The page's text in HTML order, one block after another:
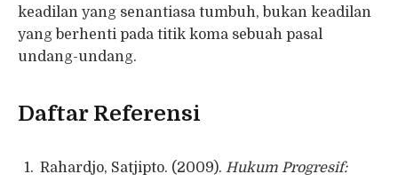
keadilan yang senantiasa tumbuh, bukan keadilan
yang berhenti pada titik koma sebuah pasal
undang-undang.
Daftar Referensi
Rahardjo, Satjipto. (2009). Hukum Progresif: